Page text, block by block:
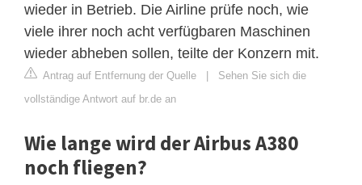
wieder in Betrieb. Die Airline prüfe noch, wie
viele ihrer noch acht verfügbaren Maschinen
wieder abheben sollen, teilte der Konzern mit.
Antrag auf Entfernung der Quelle | Sehen Sie sich die
vollständige Antwort auf br.de an
Wie lange wird der Airbus A380
noch fliegen?